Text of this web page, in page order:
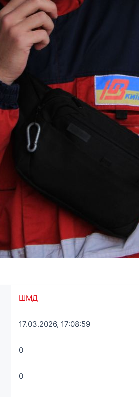
ШМД
17.03.2026, 17:08:59
0
0